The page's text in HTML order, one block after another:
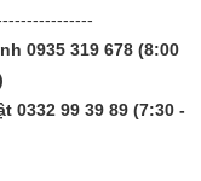
0935 319 678 (8:00
0332 99 39 89 (7:30 -